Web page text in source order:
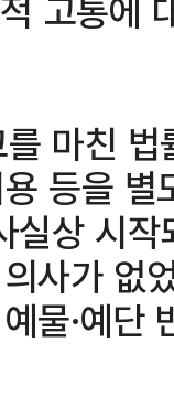
고통에
마친
등을
실상 시
사가 없
물·예단